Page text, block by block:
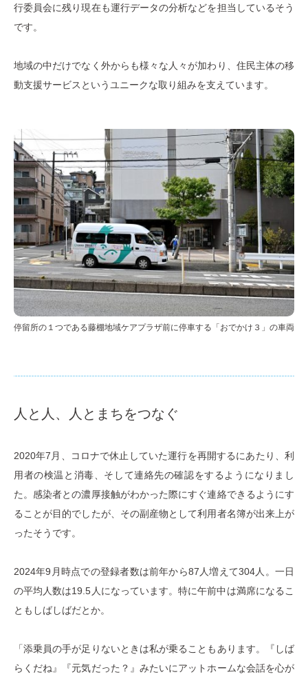
行委員会に残り現在も運行データの分析などを担当しているそう
です。
地域の中だけでなく外からも様々な人々が加わり、住民主体の移
動支援サービスというユニークな取り組みを支えています。
停留所の１つである藤棚地域ケアプラザ前に停車する「おでかけ３」の車両
人と人、人とまちをつなぐ
2020年7月、コロナで休止していた運行を再開するにあたり、利
用者の検温と消毒、そして連絡先の確認をするようになりまし
た。感染者との濃厚接触がわかった際にすぐ連絡できるようにす
ることが目的でしたが、その副産物として利用者名簿が出来上が
ったそうです。
2024年9月時点での登録者数は前年から87人増えて304人。一日
の平均人数は19.5人になっています。特に午前中は満席になるこ
ともしばしばだとか。
「添乗員の手が足りないときは私が乗ることもあります。『しば
らくだね』『元気だった？』みたいにアットホームな会話を心が